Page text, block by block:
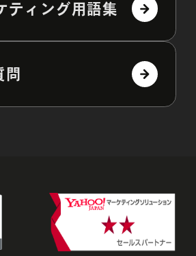
ティング用語集
問